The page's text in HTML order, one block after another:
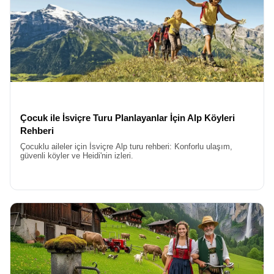
isteyenler için İsviçre ideal bir tercihtir. Ayrıca, İsviçre’nin coğrafi
konumu, Alplerin görkemiyle birleştiğinde ortaya çıkan
manzaralar, başka hiçbir Avrupa ülkesinde bulamayacağınız bir
görsel şölen sunar. Tren yolculuklarından göl kenarı yürüyüşlerine
kadar her detay, estetik bir zevkle planlanmıştır.
Yeni yıla girerken dilek tutmak, havai fişek gösterilerini izlemek ve
sevdiklerinizle kadeh kaldırmak evrensel bir gelenektir. Ancak bu
İsviçre’de yılbaşı gecesi, gökyüzünü aydınlatan havai fişeklerin
göl sularına yansımasıyla büyülü bir hal alır. Şehir
merkezlerindeki kutlamalar, hem yerel halkın hem de turistlerin
katılımıyla büyük bir festivale dönüşür. Bu turda, yeni yılın ilk
ve peynir fondüleri, bu kutlamayı gastronomik bir şölene
dönüştürecektir.
En Uygun Fiyatlı İsviçre Yılbaşı Turu
Yoğun iş temposundan uzaklaşıp kendinize zaman ayırmak
istiyorsanız,İsviçre Yılbaşı Tatilitam size göre bir kaçış planıdır.
Bu tatil, sadece gezmekten ibaret değil, aynı zamanda ruhunuzu
dinlendirmek ve yenilenmek için de bir fırsattır. İsviçre’nin tertemiz
Çocuk ile İsviçre Turu Planlayanlar İçin Alp Köyleri
Rehberi
Çocuklu aileler için İsviçre Alp turu rehberi: Konforlu ulaşım,
güvenli köyler ve Heidi'nin izleri.